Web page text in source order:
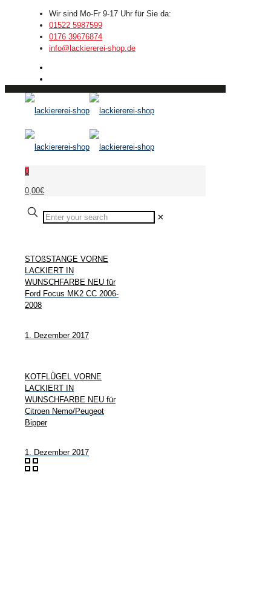
Wir sind Mo-Fr 9-17 Uhr für Sie da:
01522 5987599
0176 39676874
info@lackiererei-shop.de
0
0,00€
✕
STOßSTANGE VORNE
LACKIERT IN
WUNSCHFARBE NEU für
Ford Focus MK2 CC 2006-
2008
1. Dezember 2017
KOTFLÜGEL VORNE
LACKIERT IN
WUNSCHFARBE NEU für
Citroen Nemo/Peugeot
Bipper
1. Dezember 2017